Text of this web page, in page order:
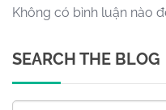
Không có bình luận nào
SEARCH THE BLOG